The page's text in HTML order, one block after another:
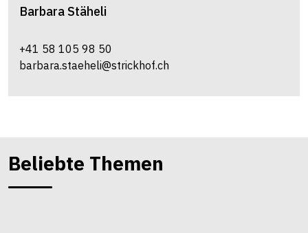
Barbara Stäheli
+41 58 105 98 50
barbara.staeheli@strickhof.ch
Beliebte Themen